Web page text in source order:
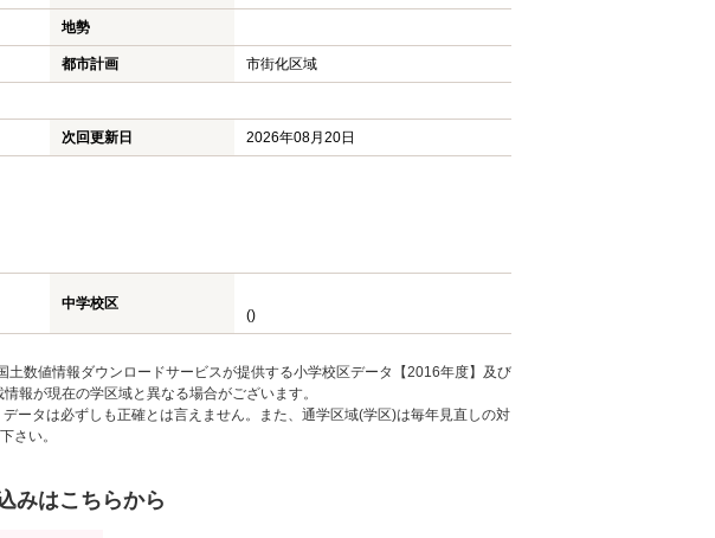
地勢
都市計画 市街化区域
次回更新日
2026年08月20日
中学校区
()
数値情報ダウンロードサービスが提供する小学校区データ【2016年度】及び
報が現在の学区域と異なる場合がございます。
ータは必ずしも正確とは言えません。また、通学区域(学区)は毎年見直しの対
さい。
みはこちらから